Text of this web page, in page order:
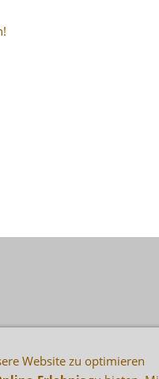
Website zu optimieren